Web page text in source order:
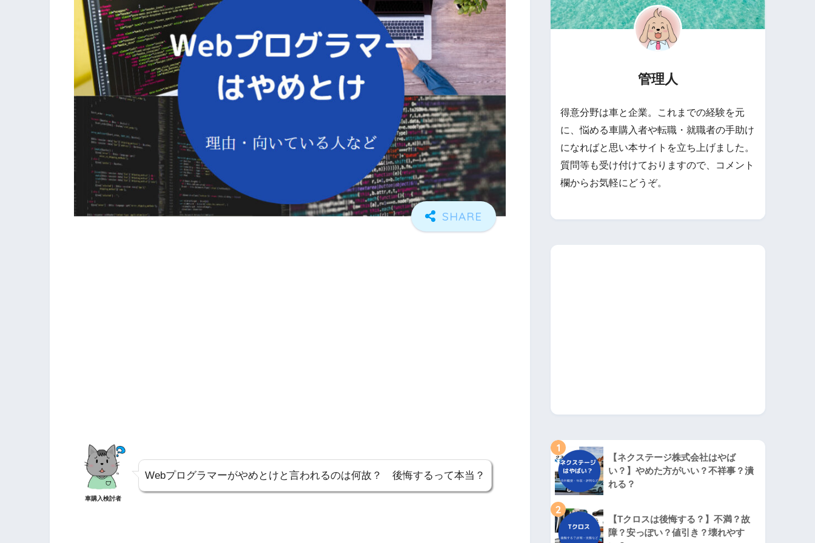
車購入検討者
Webプログラマーがやめとけと言われるのは何故？ 後悔するって本当？
管理人
得意分野は車と企業。これまでの経験を元
に、悩める車購入者や転職・就職者の手助け
になればと思い本サイトを立ち上げました。
質問等も受け付けておりますので、コメント
欄からお気軽にどうぞ。
1
【ネクステージ株式会社はやば
い？】やめた方がいい？不祥事？潰
れる？
2
【Tクロスは後悔する？】不満？故
障？安っぽい？値引き？壊れやす